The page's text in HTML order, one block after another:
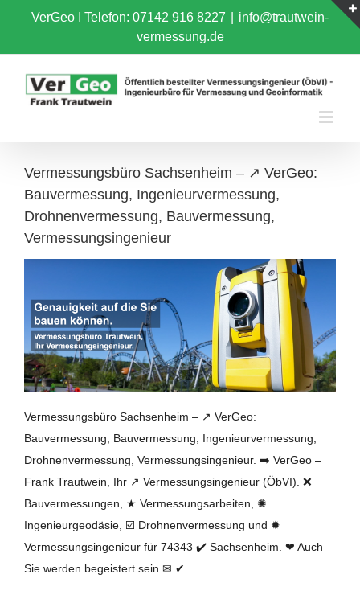
content
VerGeo I Telefon: 07142 916 8227
info@trautwein-
vermessung.de
Vermessungsbüro Sachsenheim – ↗️ VerGeo:
Bauvermessung, Ingenieurvermessung,
Drohnenvermessung, Bauvermessung,
Vermessungsingenieur
Vermessungsbüro Sachsenheim – ↗️ VerGeo:
Bauvermessung, Bauvermessung, Ingenieurvermessung,
Drohnenvermessung, Vermessungsingenieur. ➡️ VerGeo –
Frank Trautwein, Ihr ↗️ Vermessungsingenieur (ÖbVI). ❌
Bauvermessungen, ★ Vermessungsarbeiten, ✺
Ingenieurgeodäsie, ☑️ Drohnenvermessung und ✹
Vermessungsingenieur für 74343 ✔️ Sachsenheim. ❤ Auch
Sie werden begeistert sein ✉ ✔.